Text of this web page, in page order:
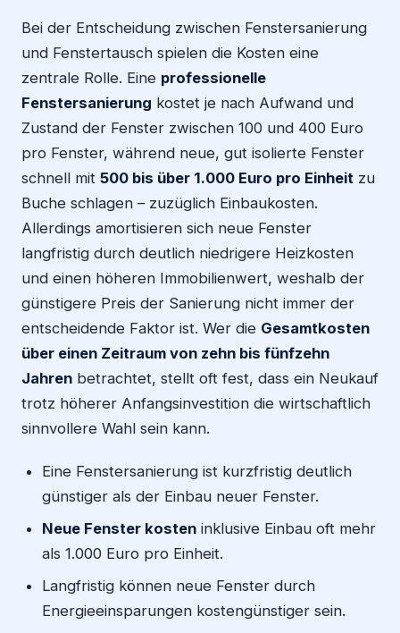
Bei der Entscheidung zwischen Fenstersanierung
und Fenstertausch spielen die Kosten eine
zentrale Rolle. Eine professionelle
Fenstersanierung kostet je nach Aufwand und
Zustand der Fenster zwischen 100 und 400 Euro
pro Fenster, während neue, gut isolierte Fenster
schnell mit 500 bis über 1.000 Euro pro Einheit zu
Buche schlagen – zuzüglich Einbaukosten.
Allerdings amortisieren sich neue Fenster
langfristig durch deutlich niedrigere Heizkosten
und einen höheren Immobilienwert, weshalb der
günstigere Preis der Sanierung nicht immer der
entscheidende Faktor ist. Wer die Gesamtkosten
über einen Zeitraum von zehn bis fünfzehn
Jahren betrachtet, stellt oft fest, dass ein Neukauf
trotz höherer Anfangsinvestition die wirtschaftlich
sinnvollere Wahl sein kann.
Eine Fenstersanierung ist kurzfristig deutlich
günstiger als der Einbau neuer Fenster.
Neue Fenster kosten inklusive Einbau oft mehr
als 1.000 Euro pro Einheit.
Langfristig können neue Fenster durch
Energieeinsparungen kostengünstiger sein.